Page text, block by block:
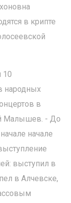
в крипте
10
народных
в
Малышев. - До
начале
выступил в
в Алчевске,